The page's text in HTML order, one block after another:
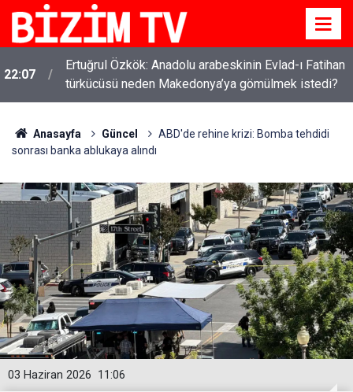
22:07
Ertuğrul Özkök: Anadolu arabeskinin Evlad-ı Fatihan
türkücüsü neden Makedonya’ya gömülmek istedi?
Anasayfa Güncel
ABD'de rehine krizi: Bomba tehdidi
sonrası banka ablukaya alındı
11:06
03 Haziran 2026